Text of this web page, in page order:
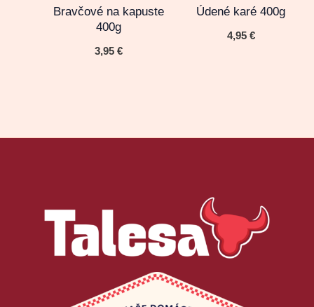
Bravčové na kapuste
400g
3,95€
Údené karé 400g
4,95 €